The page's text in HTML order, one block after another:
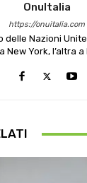
OnuItalia
https://onuitalia.com
delle Nazioni
New York, l’altra a